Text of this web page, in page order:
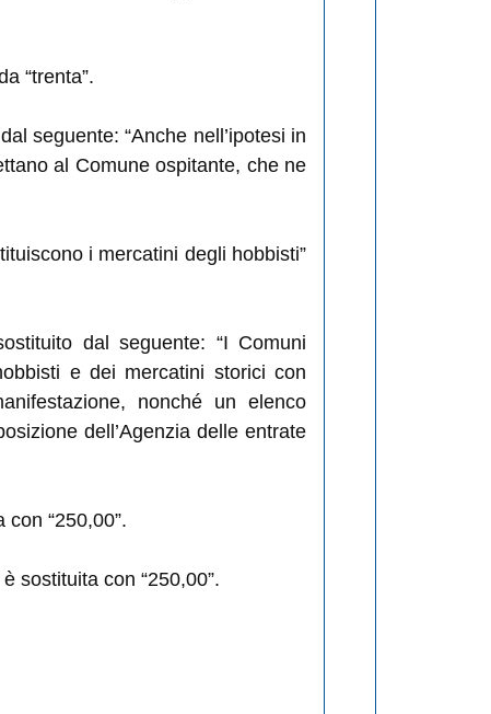
“trenta”.
seguente: “Anche nell’ipotesi in
al Comune ospitante, che ne
i mercatini degli hobbisti”
dal seguente: “I Comuni
e dei mercatini storici con
nonché un elenco
dell’Agenzia delle entrate
“250,00”.
sostituita con “250,00”.